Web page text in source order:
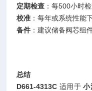
定期检查 ：每500小时
校准 ：每年或系统性能
备件 ：建议储备阀芯组
总结
D661-4313C 适用于小